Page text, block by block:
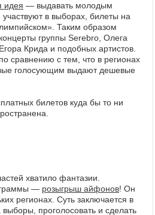
идея — выдавать молодым
в выборах, билеты на
Таким образом
группы Serebro, Олега
Крида и подобных артистов.
сравнению с тем, что в регионах
голосующим выдают дешевые
билетов куда бы то ни
хватило фантазии.
— розыгрыш айфонов! Он
регионах. Суть заключается в
проголосовать и сделать